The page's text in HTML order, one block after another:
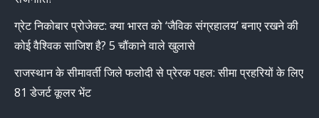
ग्रेट निकोबार प्रोजेक्ट: क्या भारत को ‘जैविक संग्रहालय’ बनाए रखने की
कोई वैश्विक साजिश है? 5 चौंकाने वाले खुलासे
राजस्थान के सीमावर्ती जिले फलोदी से प्रेरक पहल: सीमा प्रहरियों के लिए
81 डेजर्ट कूलर भेंट